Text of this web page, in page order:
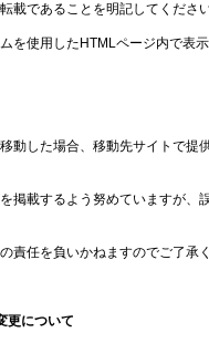
載であることを明記してください
を使用したHTMLページ内で表
動した場合、移動先サイトで提
掲載するよう努めていますが、
責任を負いかねますのでご了承
更について